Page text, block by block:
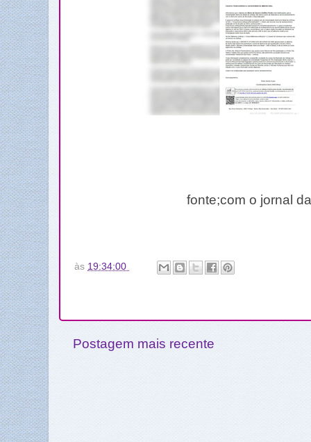
fonte;com o jornal
às 19:34:00
Postagem mais recente